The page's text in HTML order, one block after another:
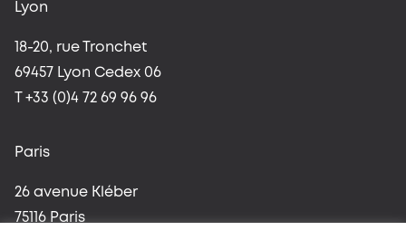
Lyon
18-20, rue Tronchet
69457 Lyon Cedex 06
T +33 (0)4 72 69 96 96
Paris
26 avenue Kléber
75116 Paris